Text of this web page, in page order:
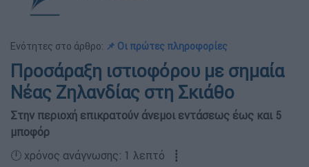
Ενότητες στο άρθρο: 📌 Οι πρώτες πληροφορίες
Προσάραξη ιστιοφόρου με σημαία
Νέας Ζηλανδίας στη Σκιάθο
Στην περιοχή επικρατούν άνεμοι εντάσεως έως και 5
μποφόρ
🕛 χρόνος ανάγνωσης: 1 λεπτό ┋